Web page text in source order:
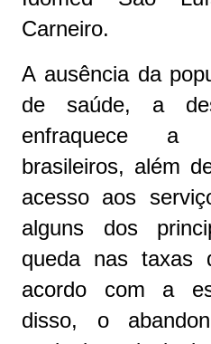
Carneiro.
A ausência da
de saúde, a
enfraquece a
brasileiros, além
acesso aos
alguns dos
queda nas taxas
acordo com a
disso, o